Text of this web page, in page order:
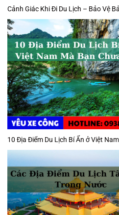
Cảnh Giác Khi Đi Du Lịch – Bảo Vệ
10 Địa Điểm Du Lịch Bí Ẩn ở Việt